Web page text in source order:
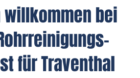
willkommen bei
für Traventhal